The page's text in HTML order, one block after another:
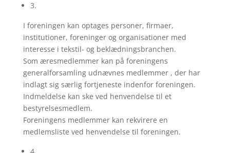
3.
I foreningen kan optages personer, firmaer,
institutioner, foreninger og organisationer med
interesse i tekstil- og beklædningsbranchen.
Som æresmedlemmer kan på foreningens
generalforsamling udnævnes medlemmer , der har
indlagt sig særlig fortjeneste indenfor foreningen.
Indmeldelse kan ske ved henvendelse til et
bestyrelsesmedlem.
Foreningens medlemmer kan rekvirere en
medlemsliste ved henvendelse til foreningen.